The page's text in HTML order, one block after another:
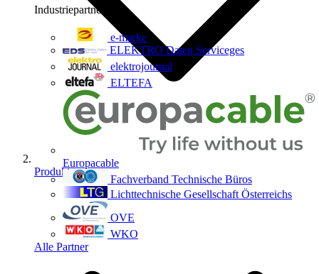
Industriepartner
e-marke
ELEKTRO Daten Serviceges
elektrojournal
ELTEFA
Europacable
Fachverband Technische Büros
Lichttechnische Gesellschaft Österreichs
OVE
WKO
Alle Partner
Produkte